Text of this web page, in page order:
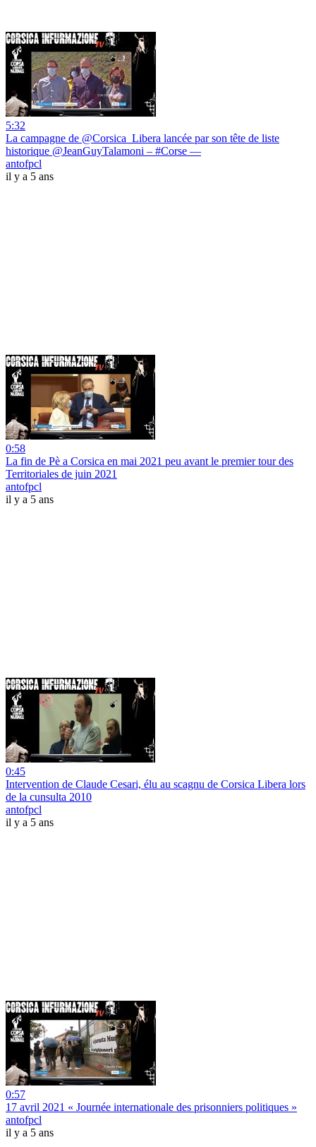
5:32
La campagne de @Corsica_Libera lancée par son tête de liste
historique @JeanGuyTalamoni – #Corse —
antofpcl
il y a 5 ans
0:58
La fin de Pè a Corsica en mai 2021 peu avant le premier tour des
Territoriales de juin 2021
antofpcl
il y a 5 ans
0:45
Intervention de Claude Cesari, élu au scagnu de Corsica Libera lors
de la cunsulta 2010
antofpcl
il y a 5 ans
0:57
17 avril 2021 « Journée internationale des prisonniers politiques »
antofpcl
il y a 5 ans